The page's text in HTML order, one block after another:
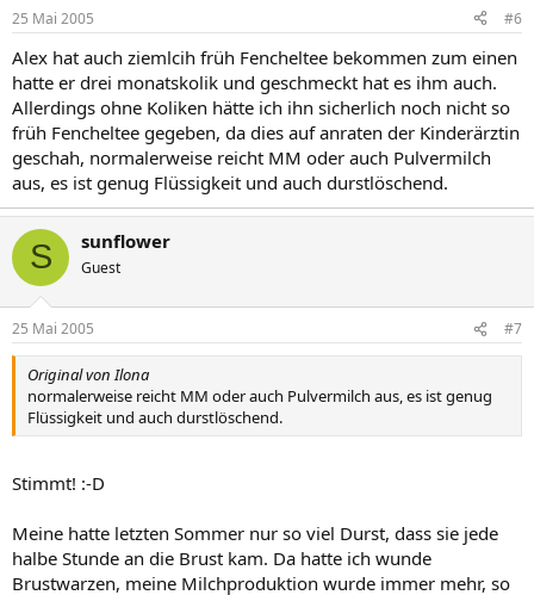
25 Mai 2005 #6
Alex hat auch ziemlcih früh Fencheltee bekommen zum einen
hatte er drei monatskolik und geschmeckt hat es ihm auch.
Allerdings ohne Koliken hätte ich ihn sicherlich noch nicht so
früh Fencheltee gegeben, da dies auf anraten der Kinderärztin
geschah, normalerweise reicht MM oder auch Pulvermilch
aus, es ist genug Flüssigkeit und auch durstlöschend.
S sunflower
Guest
25 Mai 2005 #7
Original von Ilona
normalerweise reicht MM oder auch Pulvermilch aus, es ist genug
Flüssigkeit und auch durstlöschend.
Stimmt! :-D
Meine hatte letzten Sommer nur so viel Durst, dass sie jede
halbe Stunde an die Brust kam. Da hatte ich wunde
Brustwarzen, meine Milchproduktion wurde immer mehr, so